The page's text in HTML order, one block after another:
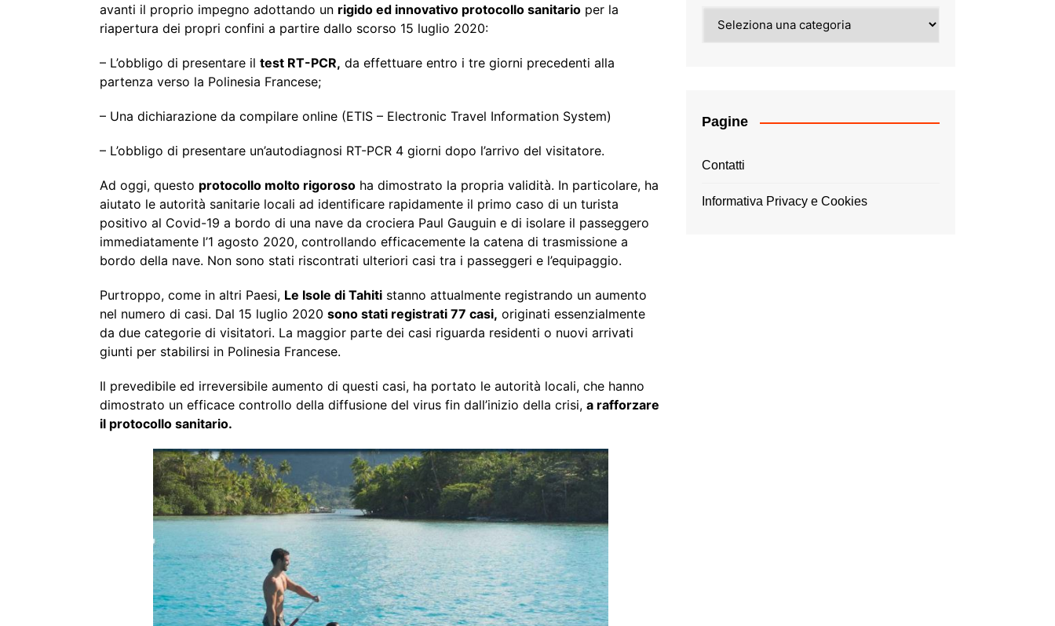
avanti il proprio impegno adottando un rigido ed innovativo protocollo sanitario per la
riapertura dei propri confini a partire dallo scorso 15 luglio 2020:
– L’obbligo di presentare il test RT-PCR, da effettuare entro i tre giorni precedenti alla
partenza verso la Polinesia Francese;
– Una dichiarazione da compilare online (ETIS – Electronic Travel Information System)
– L’obbligo di presentare un’autodiagnosi RT-PCR 4 giorni dopo l’arrivo del visitatore.
Ad oggi, questo protocollo molto rigoroso ha dimostrato la propria validità. In particolare, ha
aiutato le autorità sanitarie locali ad identificare rapidamente il primo caso di un turista
positivo al Covid-19 a bordo di una nave da crociera Paul Gauguin e di isolare il passeggero
immediatamente l’1 agosto 2020, controllando efficacemente la catena di trasmissione a
bordo della nave. Non sono stati riscontrati ulteriori casi tra i passeggeri e l’equipaggio.
Purtroppo, come in altri Paesi, Le Isole di Tahiti stanno attualmente registrando un aumento
nel numero di casi. Dal 15 luglio 2020 sono stati registrati 77 casi, originati essenzialmente
da due categorie di visitatori. La maggior parte dei casi riguarda residenti o nuovi arrivati
giunti per stabilirsi in Polinesia Francese.
Il prevedibile ed irreversibile aumento di questi casi, ha portato le autorità locali, che hanno
dimostrato un efficace controllo della diffusione del virus fin dall’inizio della crisi, a rafforzare
il protocollo sanitario.
Pagine
Contatti
Informativa Privacy e Cookies